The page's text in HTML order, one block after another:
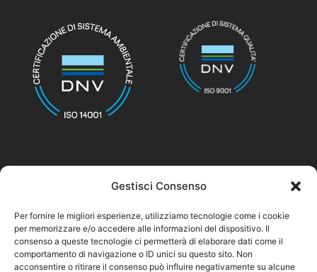
Gestisci Consenso
Per fornire le migliori esperienze, utilizziamo tecnologie come i cookie
per memorizzare e/o accedere alle informazioni del dispositivo. Il
consenso a queste tecnologie ci permetterà di elaborare dati come il
comportamento di navigazione o ID unici su questo sito. Non
acconsentire o ritirare il consenso può influire negativamente su alcune
Privacy Policy
Cookie Policy